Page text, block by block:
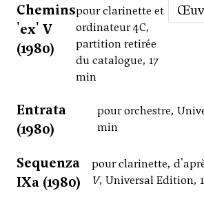
Chemins
'ex' V
(1980)
pour clarinette et
ordinateur 4C,
partition retirée
du catalogue, 17
min
Entrata
(1980)
pour orchestre,
min
Sequenza
IXa (1980)
pour clarinette,
V, Universal Edition,